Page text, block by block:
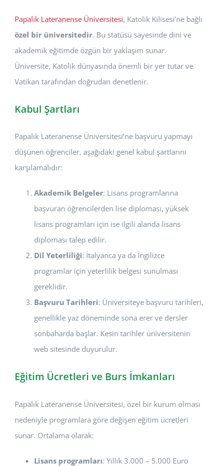
Papalık Lateranense Üniversitesi, Katolik Kilisesi’ne bağlı
özel bir üniversitedir. Bu statüsü sayesinde dini ve
akademik eğitimde özgün bir yaklaşım sunar.
Üniversite, Katolik dünyasında önemli bir yer tutar ve
Vatikan tarafından doğrudan denetlenir.
Kabul Şartları
Papalık Lateranense Üniversitesi’ne başvuru yapmayı
düşünen öğrenciler, aşağıdaki genel kabul şartlarını
karşılamalıdır:
Akademik Belgeler: Lisans programlarına
başvuran öğrencilerden lise diploması, yüksek
lisans programları için ise ilgili alanda lisans
diploması talep edilir.
Dil Yeterliliği: İtalyanca ya da İngilizce
programlar için yeterlilik belgesi sunulması
gereklidir.
Başvuru Tarihleri: Üniversiteye başvuru tarihleri,
genellikle yaz döneminde sona erer ve dersler
sonbaharda başlar. Kesin tarihler üniversitenin
web sitesinde duyurulur.
Eğitim Ücretleri ve Burs İmkanları
Papalık Lateranense Üniversitesi, özel bir kurum olması
nedeniyle programlara göre değişen eğitim ücretleri
sunar. Ortalama olarak:
Lisans programları: Yıllık 3.000 – 5.000 Euro